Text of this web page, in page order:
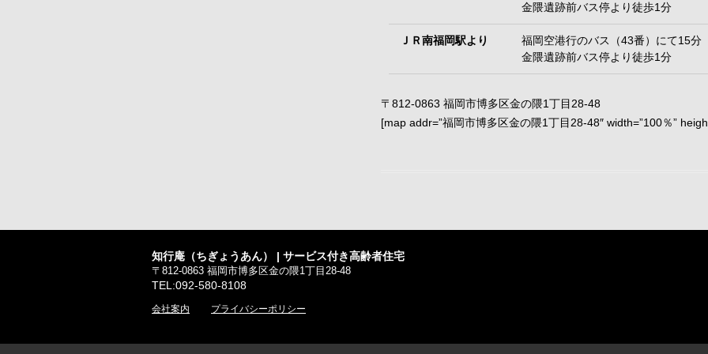
金隈遺跡前バス停より徒歩1分
ＪＲ南福岡駅より
福岡空港行のバス（43番）にて15分
金隈遺跡前バス停より徒歩1分
〒812-0863 福岡市博多区金の隈1丁目28-48
[map addr=”福岡市博多区金の隈1丁目28-48″ width=”100％”
知行庵（ちぎょうあん） | サービス付き高齢者住宅
〒812-0863 福岡市博多区金の隈1丁目28-48
TEL:092-580-8108
会社案内 プライバシーポリシー